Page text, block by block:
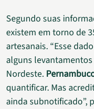
Segundo suas
existem em torno de
artesanais. “Esse
alguns
Nordeste.
quantificar. Mas
ainda subnotificado”,